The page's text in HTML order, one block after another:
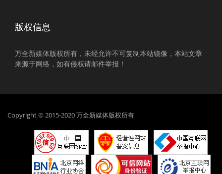
版权信息
万全新媒体版权所有，未经允许不可复制本站镜像，本站文章
来源于网络，如有侵权请邮件举报！
Copyright © 2015-2020 万全新媒体版权所有